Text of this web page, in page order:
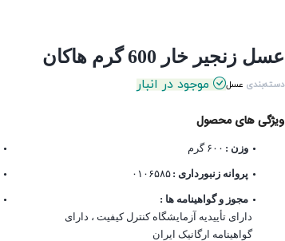
عسل زنجیر خار 600 گرم هاکان
دسته‌بندی عسل موجود در انبار
ویژگی های محصول
وزن : ۶۰۰ گرم
پروانه زنبورداری : ۰۱۰۶۵۸۵
مجوز و گواهینامه ها :
دارای تأییدیه آزمایشگاه کنترل کیفیت ، دارای
گواهینامه ارگانیک ایران